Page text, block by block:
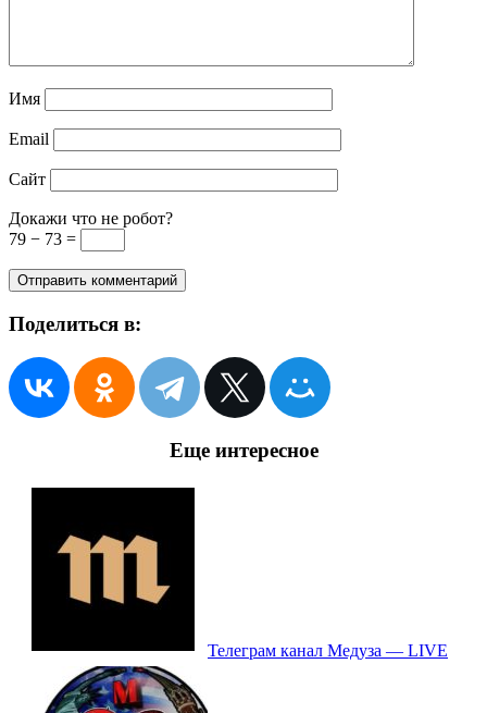
Имя
Email
Сайт
Докажи что не робот?
79 − 73 =
Поделиться в:
Еще интересное
Телеграм канал Медуза — LIVE